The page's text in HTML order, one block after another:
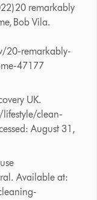
20 remarkably
Bob Vila.
20-remarkably-
47177
UK.
clean-
August 31,
Available at: